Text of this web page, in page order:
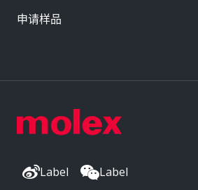
Label Label
申请样品